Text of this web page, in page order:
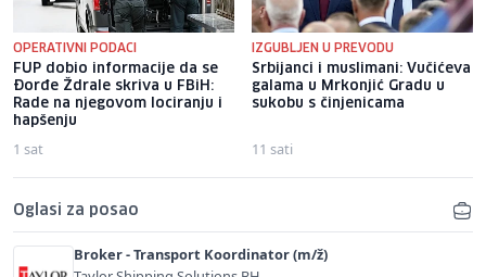
OPERATIVNI PODACI
FUP dobio informacije da se
Đorđe Ždrale skriva u FBiH:
Rade na njegovom lociranju i
hapšenju
1 sat
IZGUBLJEN U PREVODU
Srbijanci i muslimani: Vučićeva
galama u Mrkonjić Gradu u
sukobu s činjenicama
11 sati
Oglasi za posao
Broker - Transport Koordinator (m/ž)